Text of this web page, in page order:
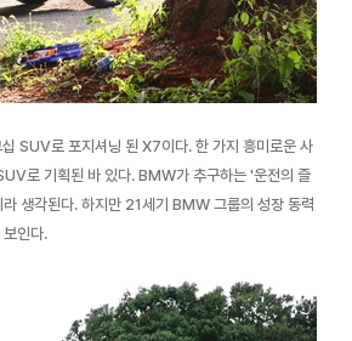
SUV로 포지셔닝 된 X7이다. 한 가지 흥미로운 사
로 기획된 바 있다. BMW가 추구하는 '운전의 즐
생각된다. 하지만 21세기 BMW 그룹의 성장 동력
인다.